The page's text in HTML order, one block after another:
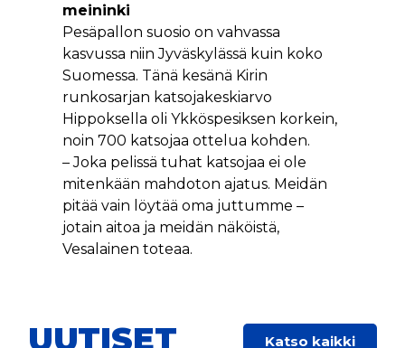
meininki
Pesäpallon suosio on vahvassa
kasvussa niin Jyväskylässä kuin koko
Suomessa. Tänä kesänä Kirin
runkosarjan katsojakeskiarvo
Hippoksella oli Ykköspesiksen korkein,
noin 700 katsojaa ottelua kohden.
– Joka pelissä tuhat katsojaa ei ole
mitenkään mahdoton ajatus. Meidän
pitää vain löytää oma juttumme –
jotain aitoa ja meidän näköistä,
Vesalainen toteaa.
UUTISET Katso kaikki